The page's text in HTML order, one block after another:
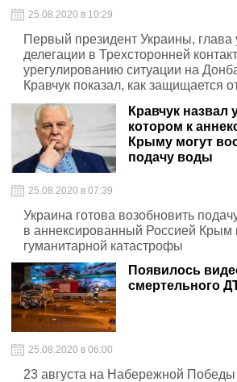
25.08.2020 в 10:29
Первый президент Украины, глава
делегации в Трехсторонней
урегулированию ситуации на
Кравчук показал, как защищается
помощью спецустройства
Кравчук назвал
котором к
Крыму могут
подачу воды
25.08.2020 в 07:39
Украина готова возобновить
в аннексированный Россией Крым
гуманитарной катастрофы
Появилось
смертельного
25.08.2020 в 06:00
23 августа на Набережной